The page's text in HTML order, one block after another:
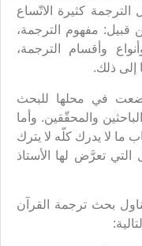
كثيرة الاتّساع
مفهوم الترجمة،
وأقسام الترجمة،
إلى ذلك.
في محلها للبحث
والمحقّقين. وأما
ما لا يدرك كلّه لا يترك
تعرَّض لها الأستاذ
بحث ترجمة القرآن